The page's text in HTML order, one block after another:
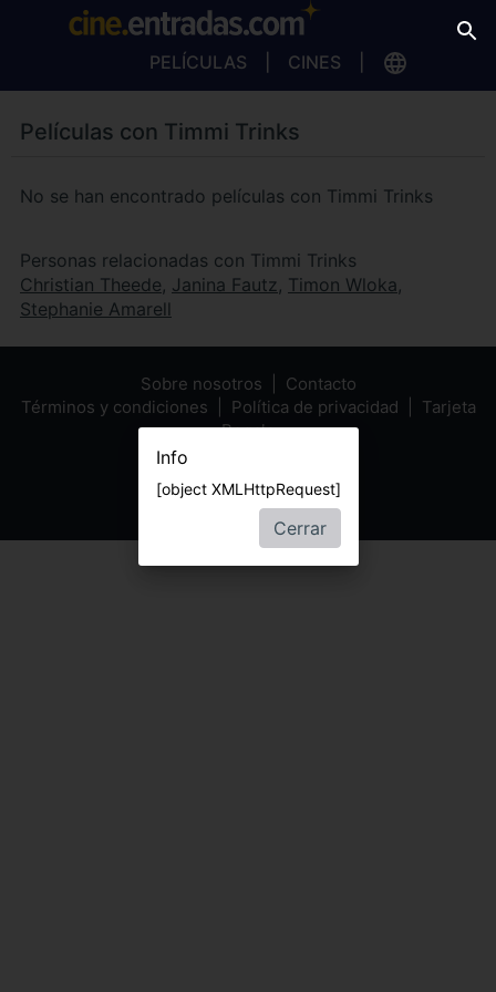
PELÍCULAS CINES
Películas con Timmi Trinks
No se han encontrado películas con Timmi Trinks
Personas relacionadas con Timmi Trinks
Christian Theede, Janina Fautz, Timon Wloka,
Stephanie Amarell
Sobre nosotros
Contacto
Términos y condiciones
Política de privacidad
Tarjeta
Regalo
Info
[object XMLHttpRequest]
Cerrar